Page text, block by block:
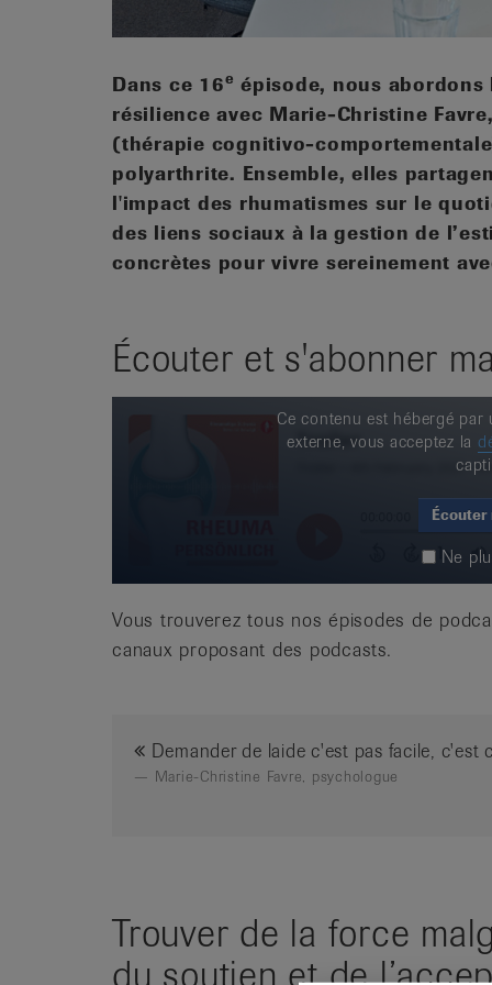
Dans ce 16e épisode, nous
résilience avec Marie-Christine
(thérapie cognitivo-
polyarthrite. Ensemble, elles
l'impact des rhumatismes sur le
des liens sociaux à la gestion de
concrètes pour vivre sereinement
Écouter et s'abonner
Ce contenu est hébergé
externe, vous acceptez la
Ne
Vous trouverez tous nos épisodes de
canaux proposant des podcasts.
Demander de laide c'est pas facile,
Marie-Christine Favre, psychologue
Trouver de la force
du soutien et de